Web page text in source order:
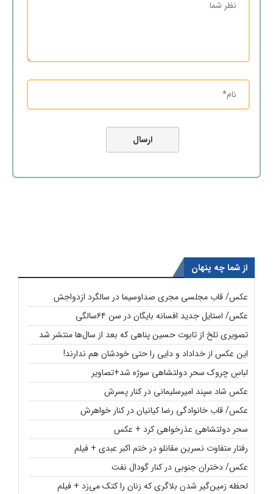
از شما چه پنهان
عکس/ قاب مجلسی مجری صداوسیما در سالگرد ازدواجش
عکس/ استایل جدید افسانه بایگان در سن ۶۴سالگی
تصویری تلخ از تابوت حسین پناهی که بعد از سال‌ها منتشر شد
این عکس از خداداد و دایی را حتی خودشان هم ندارند!
لباسِ چروک سحر دولتشاهی سوژه شد+تصاویر
عکس شاد سپند امیرسلیمانی در کنار پسرش
عکس/ قاب خانوادگی رضا کیانیان در کنار خواهرش
سحر دولتشاهی عذرخواهی کرد + عکس
رفتار متفاوت نسرین مقانلو در ختم اکبر عبدی + فیلم
عکس/ دختران جنوبی در کنار گودال نفت
لحظه زمین‌گیر شدن بلاگری که زنان را کتک می‌زد + فیلم